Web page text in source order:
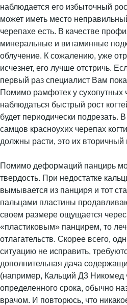
наблюдается его избыточный
может иметь место
черепахе есть. В качестве
минеральные и витаминные
облучение. К сожалению, уже
исчезнет, его лучше отстричь.
первый раз специалист Вам
Помимо рамфотек у сухопутных
наблюдаться быстрый рост
будет периодически подрезать.
самцов красноухих черепах
должны расти, это их вторичный
Помимо деформаций панцирь
твердость. При недостатке
вымывается из панциря и тот
пальцами пластины
своем размере ощущается
«пластиковым» панцирем, то
отлагательств. Скорее всего,
ситуацию не исправить,
дополнительная дача
(например, Кальций Д3 Никомед
определенного срока, обычно
врачом. И повторюсь, что